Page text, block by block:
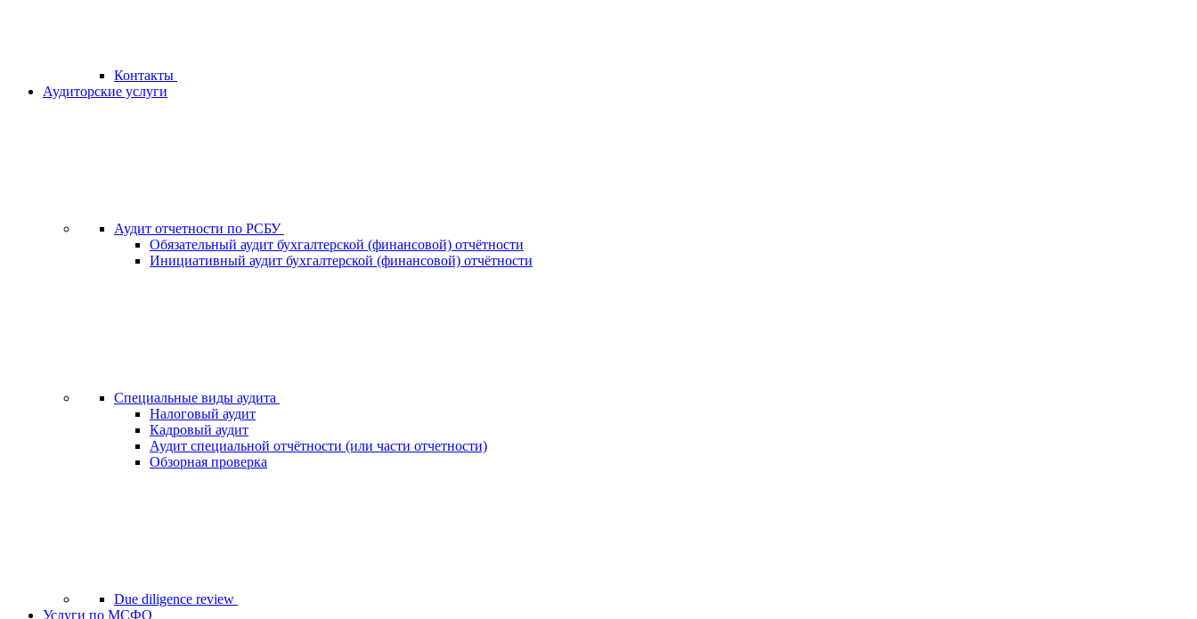
Контакты
Аудиторские услуги
Аудит отчетности по РСБУ
Обязательный аудит бухгалтерской (финансовой) отчётности
Инициативный аудит бухгалтерской (финансовой) отчётности
Специальные виды аудита
Налоговый аудит
Кадровый аудит
Аудит специальной отчётности (или части отчетности)
Обзорная проверка
Due diligence review
Услуги по МСФО